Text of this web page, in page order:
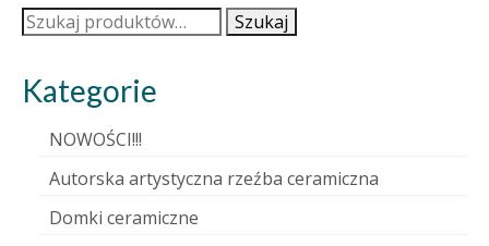
Szukaj: Szukaj
Kategorie
NOWOŚCI!!!
Autorska artystyczna rzeźba ceramiczna
Domki ceramiczne